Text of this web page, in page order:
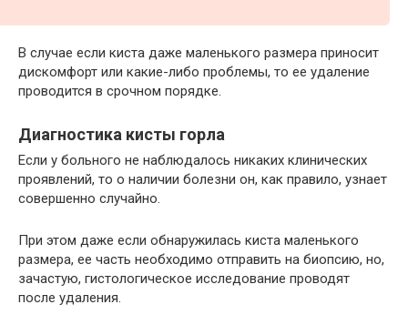
В случае если киста даже маленького размера приносит
дискомфорт или какие-либо проблемы, то ее удаление
проводится в срочном порядке.
Диагностика кисты горла
Если у больного не наблюдалось никаких клинических
проявлений, то о наличии болезни он, как правило, узнает
совершенно случайно.
При этом даже если обнаружилась киста маленького
размера, ее часть необходимо отправить на биопсию, но,
зачастую, гистологическое исследование проводят
после удаления.